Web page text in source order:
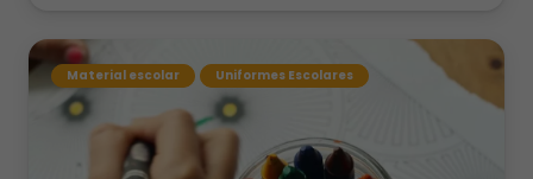
Material escolar Uniformes Escolares